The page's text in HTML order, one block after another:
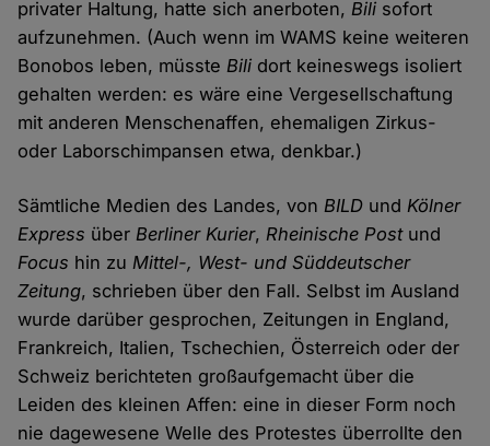
privater Haltung, hatte sich anerboten,Bili sofort
aufzunehmen. (Auch wenn im WAMS keine weiteren
Bonobos leben, müssteBili dort keineswegs isoliert
gehalten werden: es wäre eine Vergesellschaftung
mit anderen Menschenaffen, ehemaligen Zirkus-
oder Laborschimpansen etwa, denkbar.)
Sämtliche Medien des Landes, vonBILD undKölner
Express überBerliner Kurier,Rheinische Postund
Focus hin zuMittel-, West- und Süddeutscher
Zeitung, schrieben über den Fall. Selbst im Ausland
wurde darüber gesprochen, Zeitungen in England,
Frankreich, Italien, Tschechien, Österreich oder der
Schweiz berichteten großaufgemacht über die
Leiden des kleinen Affen: eine in dieser Form noch
nie dagewesene Welle des Protestes überrollte den